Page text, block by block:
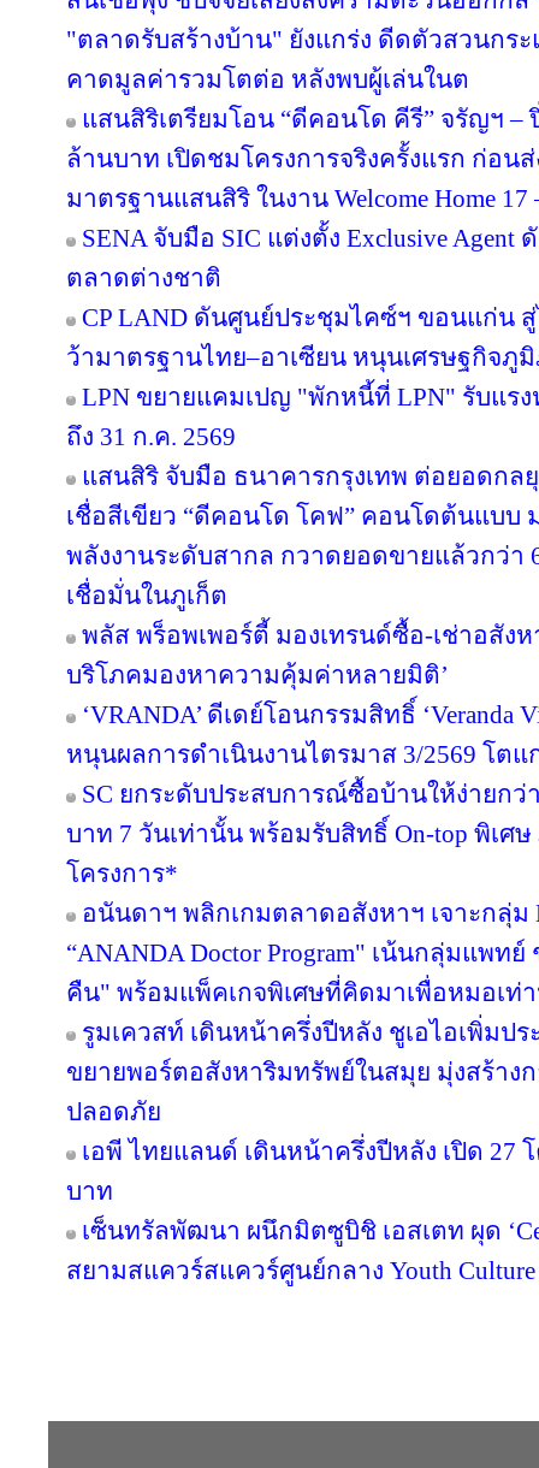
"ตลาดรับสร้างบ้าน" ยังแกร่ง ดีดตัวสวนกร
คาดมูลค่ารวมโตต่อ หลังพบผู้เล่นในต
แสนสิริเตรียมโอน “ดีคอนโด คีรี” จรัญฯ –
ล้านบาท เปิดชมโครงการจริงครั้งแรก ก่อ
มาตรฐานแสนสิริ ในงาน Welcome Home 17
SENA จับมือ SIC แต่งตั้ง Exclusive Agent
ตลาดต่างชาติ
CP LAND ดันศูนย์ประชุมไคซ์ฯ ขอนแก่น
ว้ามาตรฐานไทย–อาเซียน หนุนเศรษฐกิจภู
LPN ขยายแคมเปญ "พักหนี้ที่ LPN" รับแร
ถึง 31 ก.ค. 2569
แสนสิริ จับมือ ธนาคารกรุงเทพ ต่อยอดก
เชื่อสีเขียว “ดีคอนโด โคฟ” คอนโดต้นแบบ
พลังงานระดับสากล กวาดยอดขายแล้วกว่า
เชื่อมั่นในภูเก็ต
พลัส พร็อพเพอร์ตี้ มองเทรนด์ซื้อ-เช่าอสัง
บริโภคมองหาความคุ้มค่าหลายมิติ’
‘VRANDA’ ดีเดย์โอนกรรมสิทธิ์ ‘Veranda
หนุนผลการดำเนินงานไตรมาส 3/2569 โตแ
SC ยกระดับประสบการณ์ซื้อบ้านให้ง่ายกว่
บาท 7 วันเท่านั้น พร้อมรับสิทธิ์ On-top พิเศษ
โครงการ*
อนันดาฯ พลิกเกมตลาดอสังหาฯ เจาะกลุ่ม
“ANANDA Doctor Program" เน้นกลุ่มแพท
คืน" พร้อมแพ็คเกจพิเศษที่คิดมาเพื่อหมอเท่
รูมเควสท์ เดินหน้าครึ่งปีหลัง ชูเอไอเพิ่มป
ขยายพอร์ตอสังหาริมทรัพย์ในสมุย มุ่งสร้าง
ปลอดภัย
เอพี ไทยแลนด์ เดินหน้าครึ่งปีหลัง เปิด 27
บาท
เซ็นทรัลพัฒนา ผนึกมิตซูบิชิ เอสเตท ผุด
สยามสแควร์สแควร์ศูนย์กลาง Youth